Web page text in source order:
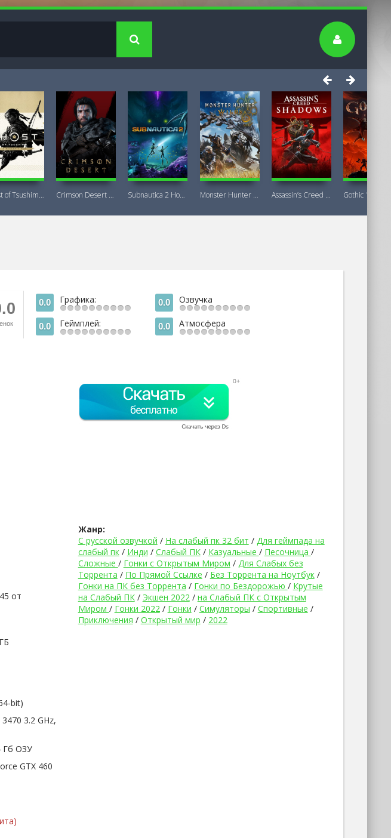
Ghost of Tsushima DIRECTOR'S CUT + DLC Crimson Desert Deluxe Edition Subnautica 2 Новая версия Monster Hunter Wilds Premium Deluxe Assassin’s Creed Shadows Premium Edition
0.0 Графика:
0.0 Геймплей:
0.0 Озвучка
0.0 Атмосфера
от
bit)
3.2 GHz,
Гб ОЗУ
GTX 460
Жанр:
С русской озвучкой / На слабый пк 32 бит / Для геймпада на
слабый пк/ Инди / Слабый ПК/ Казуальные / Песочница /
Сложные / Гонки с Открытым Миром / Для Слабых без
Торрента / По Прямой Ссылке / Без Торрента на Ноутбук/
Гонки на ПК без Торрента / Гонки по Бездорожью / Крутые
на Слабый ПК/ Экшен 2022/ на Слабый ПК с Открытым
Миром / Гонки 2022/ Гонки / Симуляторы / Спортивные /
Приключения / Открытый мир / 2022